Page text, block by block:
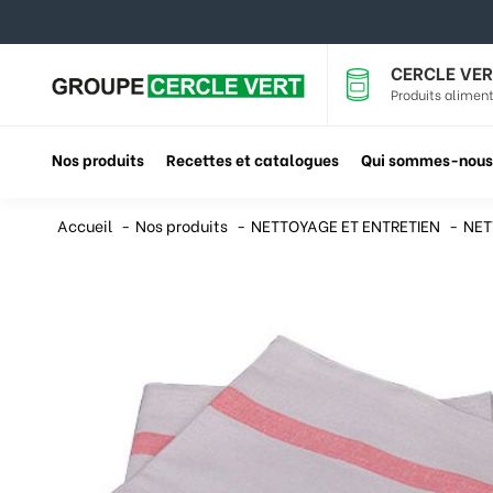
CERCLE
Produits
Nos produits Recettes et catalogues Qui sommes-
Accueil Nos produits NETTOYAGE ET ENTRETIEN